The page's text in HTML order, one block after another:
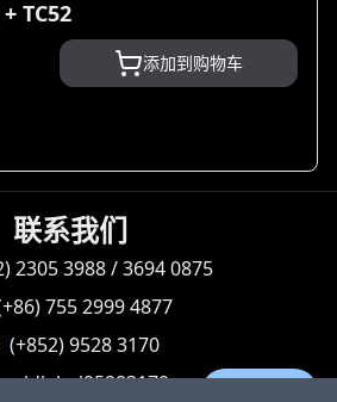
TC52
添加到购物车
联系我们
2305 3988 / 3694 0875
755 2999 4877
(+852) 9528 3170
goldlabel95283170